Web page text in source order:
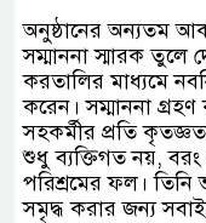
অনুষ্ঠানের অন্যতম
সম্মাননা স্মারক তুলে
করতালির মাধ্যমে
করেন। সম্মাননা
সহকর্মীর প্রতি
শুধু ব্যক্তিগত নয়, বরং
পরিশ্রমের ফল। তিনি
সমৃদ্ধ করার জন্য